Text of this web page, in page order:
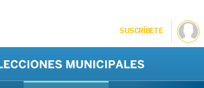
SUSCRÍBETE